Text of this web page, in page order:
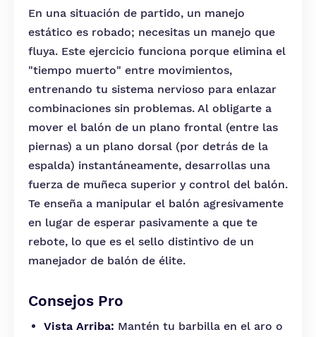
En una situación de partido, un manejo
estático es robado; necesitas un manejo que
fluya. Este ejercicio funciona porque elimina el
"tiempo muerto" entre movimientos,
entrenando tu sistema nervioso para enlazar
combinaciones sin problemas. Al obligarte a
mover el balón de un plano frontal (entre las
piernas) a un plano dorsal (por detrás de la
espalda) instantáneamente, desarrollas una
fuerza de muñeca superior y control del balón.
Te enseña a manipular el balón agresivamente
en lugar de esperar pasivamente a que te
rebote, lo que es el sello distintivo de un
manejador de balón de élite.
Consejos Pro
Vista Arriba: Mantén tu barbilla en el aro o